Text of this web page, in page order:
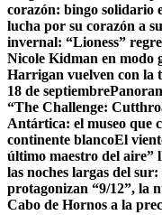
corazón: bingo solidario
lucha por su corazón a
invernal: “Lioness”
Nicole Kidman en modo
Harrigan vuelven con la
18 de septiembre
“The Challenge:
Antártica: el museo que
continente blancoEl
último maestro del aire”
las noches largas del
protagonizan “9/12”, la
Cabo de Hornos a la